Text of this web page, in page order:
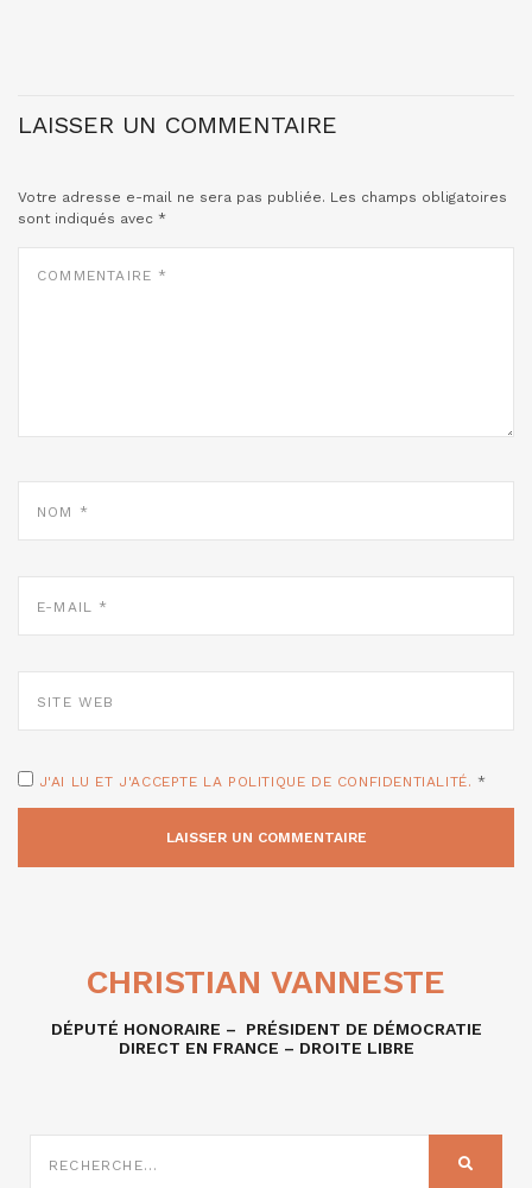
LAISSER UN COMMENTAIRE
Votre adresse e-mail ne sera pas publiée. Les champs obligatoires
sont indiqués avec *
MAIL
WEB
J'AI LU ET J'ACCEPTE LA POLITIQUE DE CONFIDENTIALITÉ. *
CHRISTIAN VANNESTE
DÉPUTÉ HONORAIRE – PRÉSIDENT DE DÉMOCRATIE
DIRECT EN FRANCE – DROITE LIBRE
SUR